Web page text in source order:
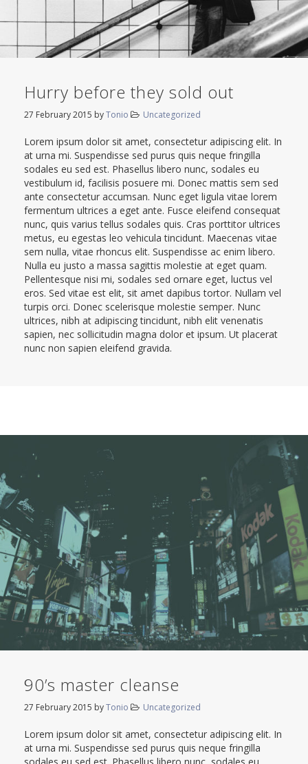
Hurry before they sold out
27 February 2015 byTonio Uncategorized
Lorem ipsum dolor sit amet, consectetur adipiscing elit. In
at urna mi. Suspendisse sed purus quis neque fringilla
sodales eu sed est. Phasellus libero nunc, sodales eu
vestibulum id, facilisis posuere mi. Donec mattis sem sed
ante consectetur accumsan. Nunc eget ligula vitae lorem
fermentum ultrices a eget ante. Fusce eleifend consequat
nunc, quis varius tellus sodales quis. Cras porttitor ultrices
metus, eu egestas leo vehicula tincidunt. Maecenas vitae
sem nulla, vitae rhoncus elit. Suspendisse ac enim libero.
Nulla eu justo a massa sagittis molestie at eget quam.
Pellentesque nisi mi, sodales sed ornare eget, luctus vel
eros. Sed vitae est elit, sit amet dapibus tortor. Nullam vel
turpis orci. Donec scelerisque molestie semper. Nunc
ultrices, nibh at adipiscing tincidunt, nibh elit venenatis
sapien, nec sollicitudin magna dolor et ipsum. Ut placerat
nunc non sapien eleifend gravida.
90’s master cleanse
27 February 2015 byTonio Uncategorized
Lorem ipsum dolor sit amet, consectetur adipiscing elit. In
at urna mi. Suspendisse sed purus quis neque fringilla